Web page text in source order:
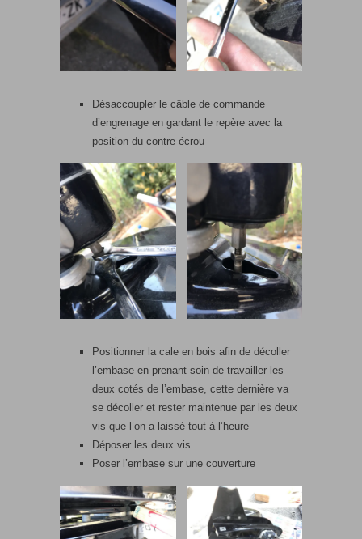
Désaccoupler le câble de commande
d’engrenage en gardant le repère avec la
position du contre écrou
Positionner la cale en bois afin de décoller
l’embase en prenant soin de travailler les
deux cotés de l’embase, cette dernière va
se décoller et rester maintenue par les deux
vis que l’on a laissé tout à l’heure
Déposer les deux vis
Poser l’embase sur une couverture